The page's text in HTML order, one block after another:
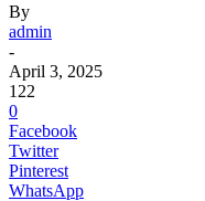
By
admin
-
April 3, 2025
122
0
Facebook
Twitter
Pinterest
WhatsApp